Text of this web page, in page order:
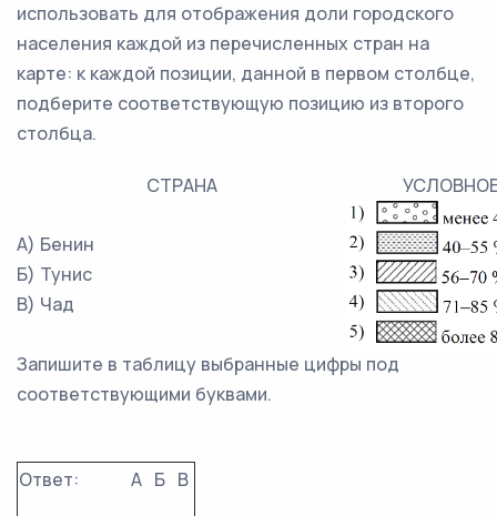
использовать для отображения доли городского
населения каждой из перечисленных стран на
карте: к каждой позиции, данной в первом столбце,
подберите соответствующую позицию из второго
столбца.
СТРАНА
А) Бенин
Б) Тунис
В) Чад
Запишите в таблицу выбранные цифры под
соответствующими буквами.
Ответ: А Б В